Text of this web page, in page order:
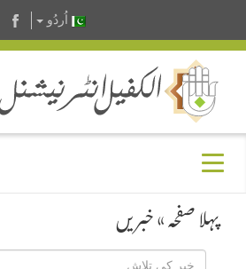
اُردُو
پہلا صفحہ»خبریں